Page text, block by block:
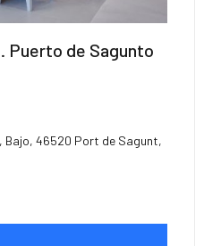
Puerto de Sagunto
Bajo, 46520 Port de Sagunt,